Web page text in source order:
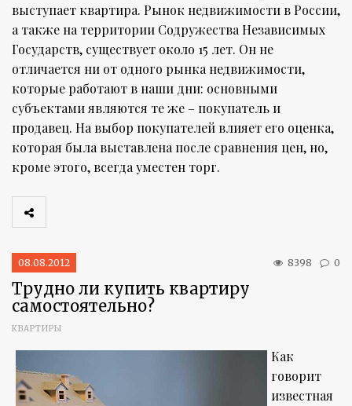
выступает квартира. Рынок недвижимости в России,
а также на территории Содружества Независимых
Государств, существует около 15 лет. Он не
отличается ни от одного рынка недвижимости,
которые работают в наши дни: основными
субъектами являются те же – покупатель и
продавец. На выбор покупателей влияет его оценка,
которая была выставлена после сравнения цен, но,
кроме этого, всегда уместен торг.
08.08.2012 8398 0
Трудно ли купить квартиру
самостоятельно?
КВАРТИРЫ
Как
говорит
известная